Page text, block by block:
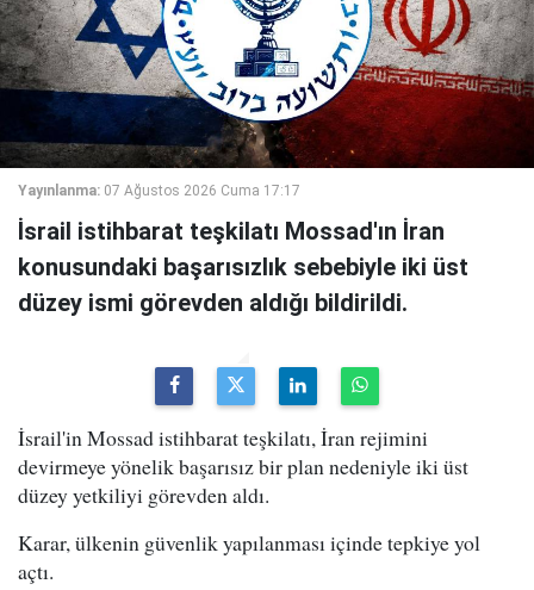
Yayınlanma: 07 Ağustos 2026 Cuma 17:17
İsrail istihbarat teşkilatı Mossad'ın İran
konusundaki başarısızlık sebebiyle iki üst
düzey ismi görevden aldığı bildirildi.
İsrail'in Mossad istihbarat teşkilatı, İran rejimini
devirmeye yönelik başarısız bir plan nedeniyle iki üst
düzey yetkiliyi görevden aldı.
Karar, ülkenin güvenlik yapılanması içinde tepkiye yol
açtı.